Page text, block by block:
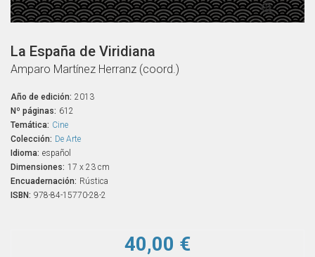

La España de Viridiana
Amparo Martínez Herranz (coord.)
Año de edición: 2013
Nº páginas: 612
Temática: Cine
Colección: De Arte
Idioma: español
Dimensiones: 17 x 23 cm
Encuadernación: Rústica
ISBN: 978-84-15770-28-2
40,00 €